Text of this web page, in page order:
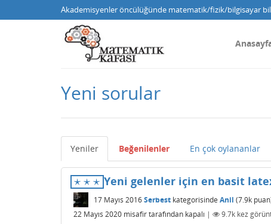
Akademisyenler öncülüğünde matematik/fizik/bilgisayar
Yeni sorular
Yeniler Beğenilenler En çok oylananlar
⋆⋆⋆
⋆⋆ ⋆ Yeni gelenler için en basit
17 Mayıs 2016Serbest kategorisinde Anil (7.9k
22 Mayıs 2020 misafirtarafından kapalı | 9.7k kez